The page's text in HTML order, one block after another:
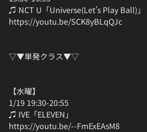
♫ NCT U「Universe(Let’s Play Ball)」
https://youtu.be/SCK8yBLqQJc
▽▼単発クラス▼▽
【水曜】
1/19 19:30-20:55
♫ IVE「ELEVEN」
https://youtu.be/--FmExEAsM8